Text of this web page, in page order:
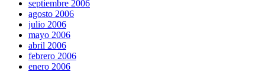
septiembre 2006
agosto 2006
julio 2006
mayo 2006
abril 2006
febrero 2006
enero 2006